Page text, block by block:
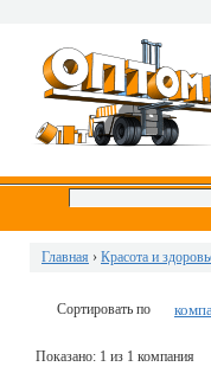
Главная › Красота и
Сортировать по
Показано: 1 из 1 компания